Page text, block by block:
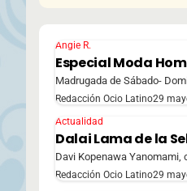
Angie R.
Especial Moda
Madrugada de Sábado-
Redacción Ocio Latino29
Actualidad
Dalai Lama de la
Davi Kopenawa Yanomami,
Redacción Ocio Latino29